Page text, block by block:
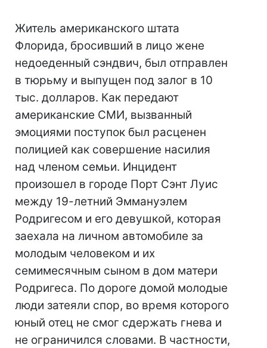
Житель американского штата
Флорида, бросивший в лицо жене
недоеденный сэндвич, был отправлен
в тюрьму и выпущен под залог в 10
тыс. долларов. Как передают
американские СМИ, вызванный
эмоциями поступок был расценен
полицией как совершение насилия
над членом семьи. Инцидент
произошел в городе Порт Сэнт Луис
между 19-летний Эммануэлем
Родригесом и его девушкой, которая
заехала на личном автомобиле за
молодым человеком и их
семимесячным сыном в дом матери
Родригеса. По дороге домой молодые
люди затеяли спор, во время которого
юный отец не смог сдержать гнева и
не ограничился словами. В частности,